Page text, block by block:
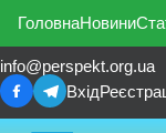
ГоловнаНовини
info@perspekt.org.ua
Вхід